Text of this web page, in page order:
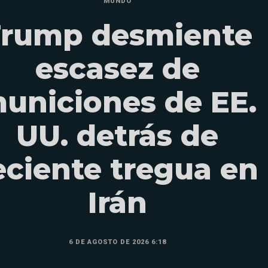
desmiente
escasez de
de EE.
UU. detrás de
tregua en
Irán
6 DE AGOSTO DE 2026 6:18